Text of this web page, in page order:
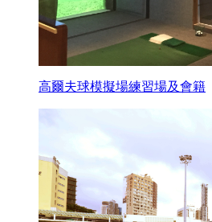
高爾夫球模擬場練習場及會籍